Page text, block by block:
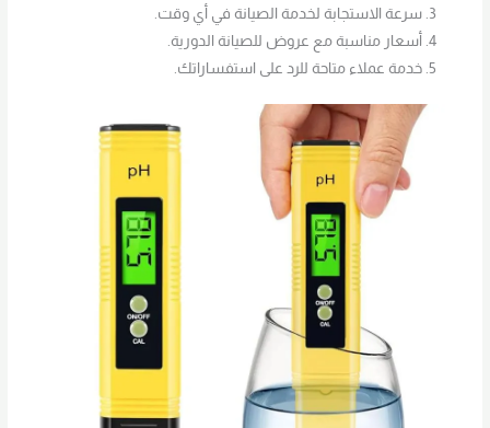
سرعة الاستجابة لخدمة الصيانة في أي وقت.
أسعار مناسبة مع عروض للصيانة الدورية.
خدمة عملاء متاحة للرد على استفساراتك.